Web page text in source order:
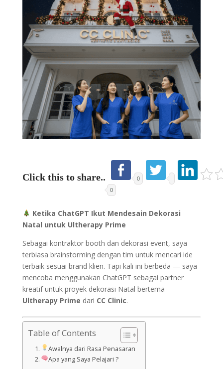
Click this to share..
0
0
Ketika ChatGPT Ikut Mendesain Dekorasi
Natal untuk Ultherapy Prime
Sebagai kontraktor booth dan dekorasi event, saya
terbiasa brainstorming dengan tim untuk mencari ide
terbaik sesuai brand klien. Tapi kali ini berbeda — saya
mencoba menggunakan ChatGPT sebagai partner
kreatif untuk proyek dekorasi Natal bertema
Ultherapy Prime dari CC Clinic.
Table of Contents
Awalnya dari Rasa Penasaran
Apa yang Saya Pelajari ?